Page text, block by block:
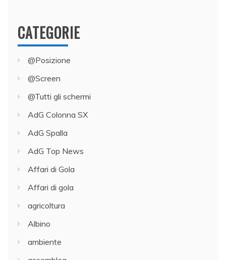
CATEGORIE
@Posizione
@Screen
@Tutti gli schermi
AdG Colonna SX
AdG Spalla
AdG Top News
Affari di Gola
Affari di gola
agricoltura
Albino
ambiente